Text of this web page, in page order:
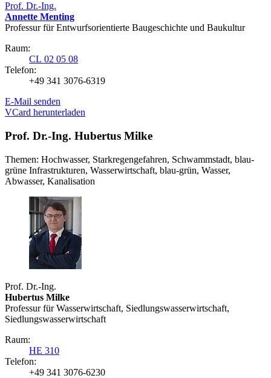
Prof. Dr.-Ing.
Annette Menting
Professur für Entwurfsorientierte Baugeschichte und Baukultur
Raum:
CL 02 05 08
Telefon:
+49 341 3076-6319
E-Mail senden
VCard herunterladen
Prof. Dr.-Ing. Hubertus Milke
Themen: Hochwasser, Starkregengefahren, Schwammstadt, blau-
grüne Infrastrukturen, Wasserwirtschaft, blau-grün, Wasser,
Abwasser, Kanalisation
Prof. Dr.-Ing.
Hubertus Milke
Professur für Wasserwirtschaft, Siedlungs­wasserwirtschaft,
Siedlungswasserwirtschaft
Raum:
HE 310
Telefon:
+49 341 3076-6230